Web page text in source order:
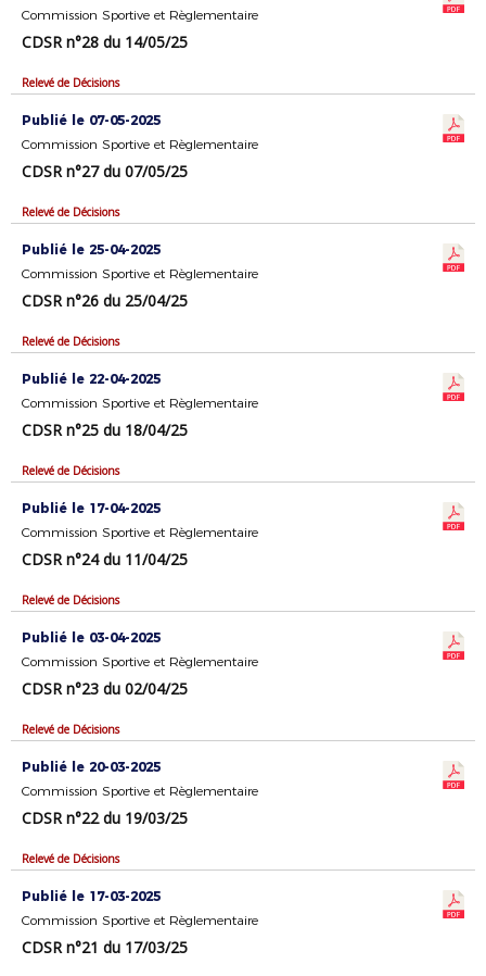
Commission Sportive et Règlementaire
CDSR n°28 du 14/05/25
Relevé de Décisions
Publié le 07-05-2025
Commission Sportive et Règlementaire
CDSR n°27 du 07/05/25
Relevé de Décisions
Publié le 25-04-2025
Commission Sportive et Règlementaire
CDSR n°26 du 25/04/25
Relevé de Décisions
Publié le 22-04-2025
Commission Sportive et Règlementaire
CDSR n°25 du 18/04/25
Relevé de Décisions
Publié le 17-04-2025
Commission Sportive et Règlementaire
CDSR n°24 du 11/04/25
Relevé de Décisions
Publié le 03-04-2025
Commission Sportive et Règlementaire
CDSR n°23 du 02/04/25
Relevé de Décisions
Publié le 20-03-2025
Commission Sportive et Règlementaire
CDSR n°22 du 19/03/25
Relevé de Décisions
Publié le 17-03-2025
Commission Sportive et Règlementaire
CDSR n°21 du 17/03/25